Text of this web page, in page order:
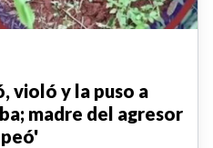
violó y la puso a
madre del agresor